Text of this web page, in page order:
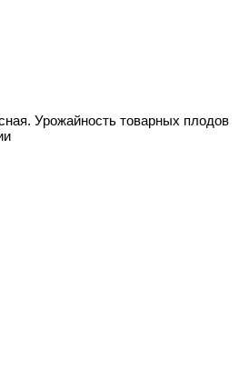
Урожайность товарных плодов